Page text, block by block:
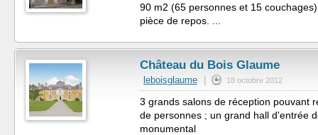
90 m2 (65 personnes et 15
pièce de repos. ...
Château du Bois Glaume
leboisglaume 18 octobre 2012
3 grands salons de réception pouvant
de personnes ; un grand hall d'entrée
monumental